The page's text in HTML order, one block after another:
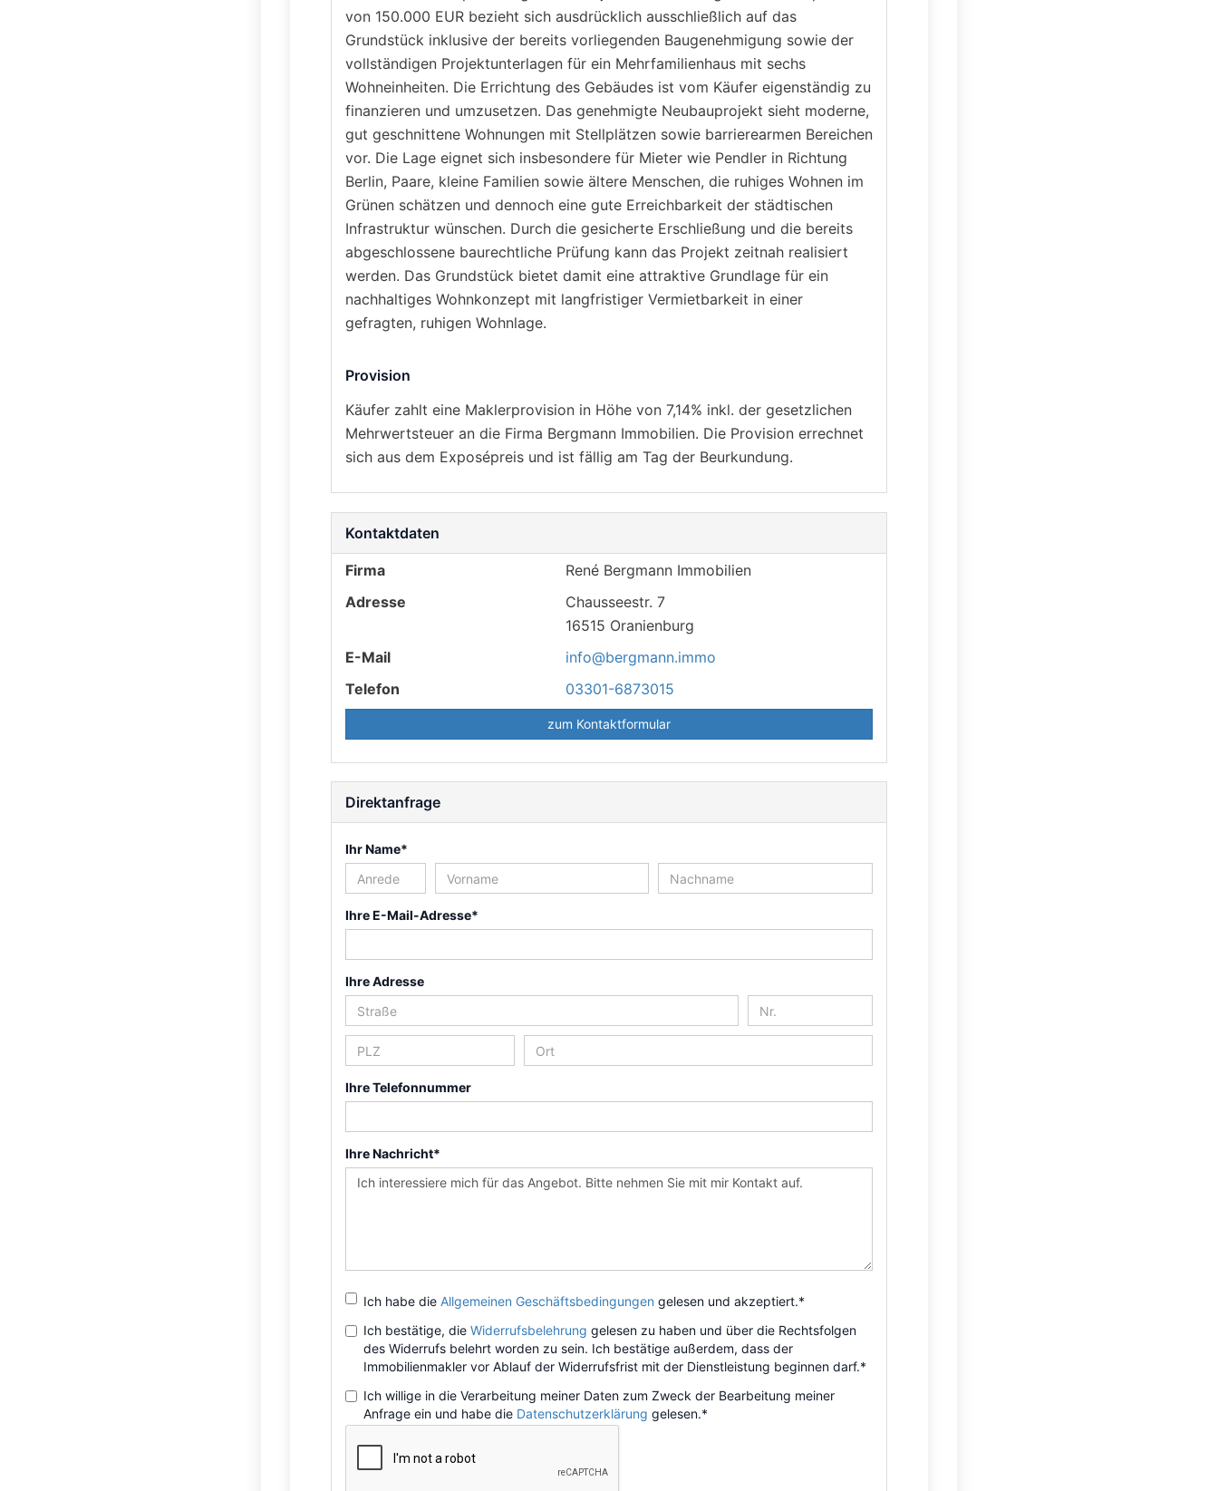
von 150.000 EUR bezieht sich ausdrücklich ausschließlich auf das
Grundstück inklusive der bereits vorliegenden Baugenehmigung sowie der
vollständigen Projektunterlagen für ein Mehrfamilienhaus mit sechs
Wohneinheiten. Die Errichtung des Gebäudes ist vom Käufer eigenständig zu
finanzieren und umzusetzen. Das genehmigte Neubauprojekt sieht moderne,
gut geschnittene Wohnungen mit Stellplätzen sowie barrierearmen Bereichen
vor. Die Lage eignet sich insbesondere für Mieter wie Pendler in Richtung
Berlin, Paare, kleine Familien sowie ältere Menschen, die ruhiges Wohnen im
Grünen schätzen und dennoch eine gute Erreichbarkeit der städtischen
Infrastruktur wünschen. Durch die gesicherte Erschließung und die bereits
abgeschlossene baurechtliche Prüfung kann das Projekt zeitnah realisiert
werden. Das Grundstück bietet damit eine attraktive Grundlage für ein
nachhaltiges Wohnkonzept mit langfristiger Vermietbarkeit in einer
gefragten, ruhigen Wohnlage.
Provision
Käufer zahlt eine Maklerprovision in Höhe von 7,14% inkl. der gesetzlichen
Mehrwertsteuer an die Firma Bergmann Immobilien. Die Provision errechnet
sich aus dem Exposépreis und ist fällig am Tag der Beurkundung.
Kontaktdaten
Firma
René Bergmann Immobilien
Adresse
Chausseestr. 7
16515 Oranienburg
E-Mail
info@bergmann.immo
Telefon
03301-6873015
zum Kontaktformular
Direktanfrage
Ihr Name*
Ihre E-Mail-Adresse*
Ihre Adresse
Ihre Telefonnummer
Ihre Nachricht*
Ich habe die Allgemeinen Geschäftsbedingungen gelesen und akzeptiert.*
Ich bestätige, die Widerrufsbelehrung gelesen zu haben und über die Rechtsfolgen
des Widerrufs belehrt worden zu sein. Ich bestätige außerdem, dass der
Immobilienmakler vor Ablauf der Widerrufsfrist mit der Dienstleistung beginnen darf.*
Ich willige in die Verarbeitung meiner Daten zum Zweck der Bearbeitung meiner
Anfrage ein und habe die Datenschutzerklärung gelesen.*